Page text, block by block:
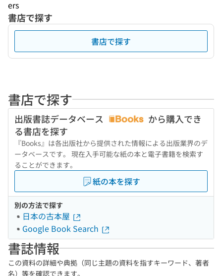
ers
書店で探す
書店で探す
書店で探す
出版書誌データベース
から購入でき
る書店を探す
『Books』は各出版社から提供された情報による出版業界のデ
ータベースです。 現在入手可能な紙の本と電子書籍を検索す
ることができます。
紙の本を探す
別の方法で探す
日本の古本屋
Google Book Search
書誌情報
この資料の詳細や典拠（同じ主題の資料を指すキーワード、著者
名）等を確認できます。